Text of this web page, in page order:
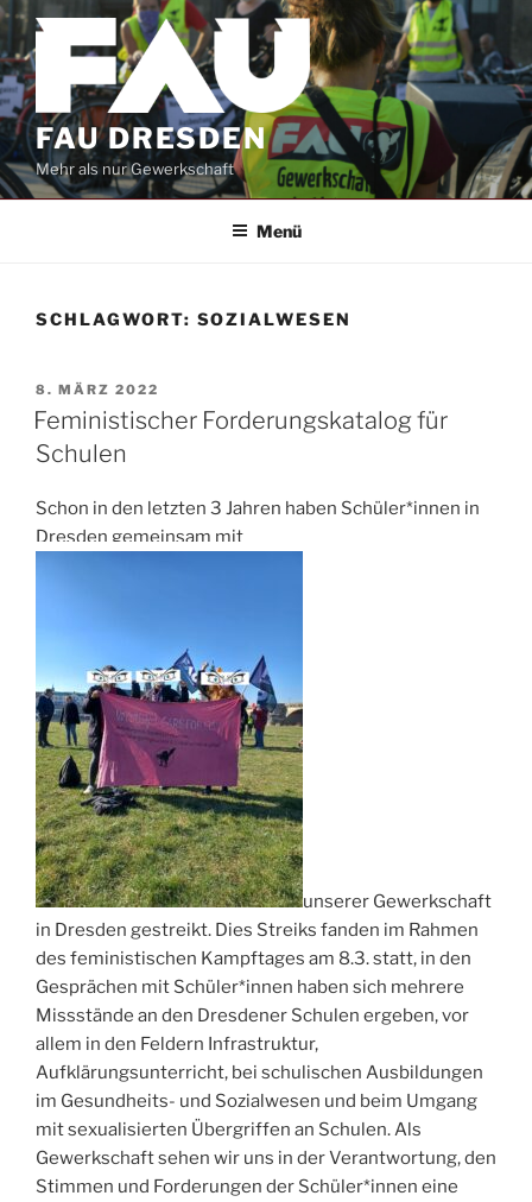
Zum
Inhalt
springen
FAU DRESDEN
Mehr als nur Gewerkschaft
Menü
SCHLAGWORT: SOZIALWESEN
VERÖFFENTLICHT
AM
8. MÄRZ 2022
Feministischer Forderungskatalog für
Schulen
Schon in den letzten 3 Jahren haben Schüler*innen in
Dresden gemeinsam mit
unserer Gewerkschaft
in Dresden gestreikt. Dies Streiks fanden im Rahmen
des feministischen Kampftages am 8.3. statt, in den
Gesprächen mit Schüler*innen haben sich mehrere
Missstände an den Dresdener Schulen ergeben, vor
allem in den Feldern Infrastruktur,
Aufklärungsunterricht, bei schulischen Ausbildungen
im Gesundheits- und Sozialwesen und beim Umgang
mit sexualisierten Übergriffen an Schulen. Als
Gewerkschaft sehen wir uns in der Verantwortung, den
Stimmen und Forderungen der Schüler*innen eine